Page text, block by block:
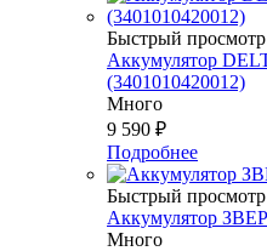
Быстрый просмотр
Аккумулятор
(3401010420012)
Много
9 590 ₽
Подробнее
Быстрый просмотр
Аккумулятор
Много